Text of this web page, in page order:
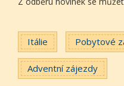
Itálie Pobytové
Adventní zájezdy